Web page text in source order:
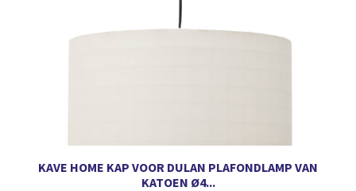
KAVE HOME KAP VOOR DULAN PLAFONDLAMP VAN
KATOEN Ø4...